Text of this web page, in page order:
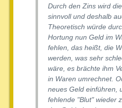
Durch den Zins wird
sinnvoll und deshalb
Theoretisch würde
Hortung nun Geld im
fehlen, das heißt, die
werden, was sehr
wäre, es brächte ihm
in Waren umrechnet.
neues Geld einführen,
fehlende "Blut" wieder